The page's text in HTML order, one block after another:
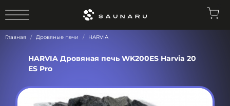
Главная Дровяные печи HARVIA
HARVIA Дровяная печь WK200ES Harvia 20
ES Pro